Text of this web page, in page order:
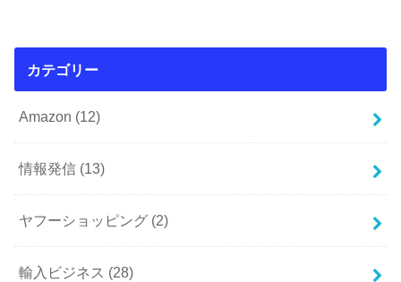
カテゴリー
Amazon (12)
情報発信 (13)
ヤフーショッピング (2)
輸入ビジネス (28)